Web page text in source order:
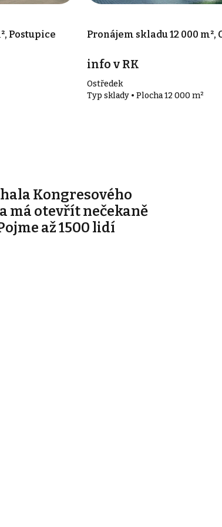
Postupice Pronájem skladu 12 000 m²,
info v RK
Ostředek
Typ sklady • Plocha 12 000 m²
Kongresového
má otevřít nečekaně
až 1500 lidí